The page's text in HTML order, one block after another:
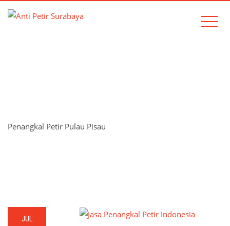
Penangkal Petir Pulau Pisau
JUL